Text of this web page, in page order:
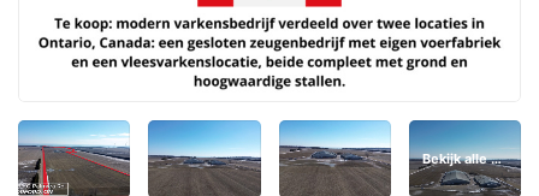
Bekijk alle 35 foto's